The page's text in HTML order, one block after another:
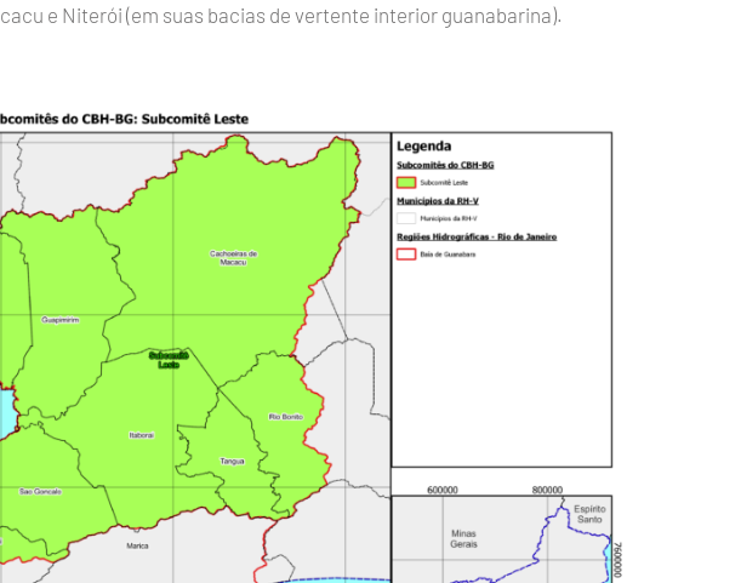
e Niterói (em suas bacias de vertente interior guanabarina).